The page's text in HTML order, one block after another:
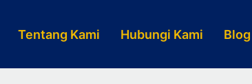
Tentang Kami Hubungi Kami Blog